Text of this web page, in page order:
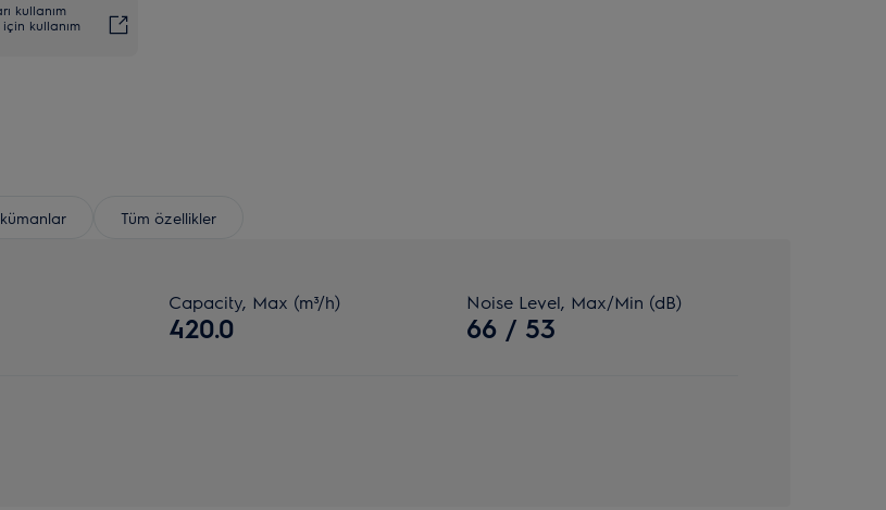
kullanım
kullanım
Tüm özellikler
Capacity, Max (m³/h)
420.0
Noise Level, Max/Min (dB)
66 / 53